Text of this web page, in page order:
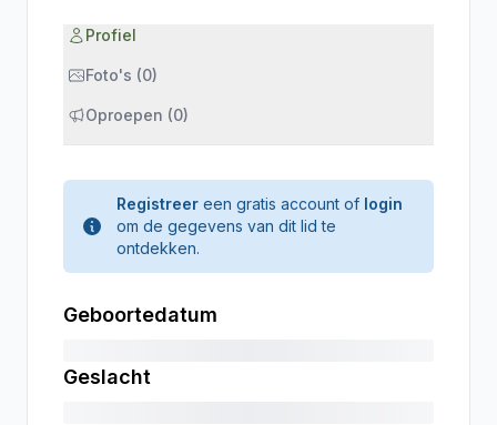
Profiel
Foto's (0)
Oproepen (0)
Registreer een gratis account of login
om de gegevens van dit lid te
ontdekken.
Geboortedatum
Geslacht